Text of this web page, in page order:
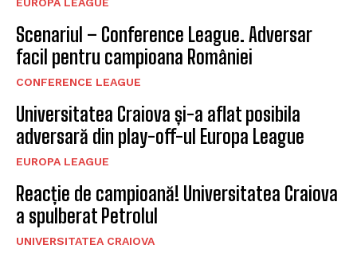
Scenariul – Conference League. Adversar
facil pentru campioana României
CONFERENCE LEAGUE
Universitatea Craiova și-a aflat posibila
adversară din play-off-ul Europa League
EUROPA LEAGUE
Reacție de campioană! Universitatea Craiova
a spulberat Petrolul
UNIVERSITATEA CRAIOVA